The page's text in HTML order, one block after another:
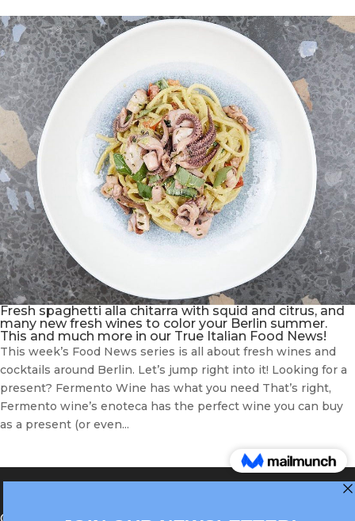
Fresh spaghetti alla chitarra with squid and citrus, and
many new fresh wines to color your Berlin summer.
This and much more in our True Italian Food News!
This week’s Food News series is all about fresh wines and
cocktails around Berlin. Let’s jump right into it! Looking for a
present? Fermento Wine has what you need That’s right,
Fermento wine’s enoteca has the perfect wine you can buy
as a present (or even...